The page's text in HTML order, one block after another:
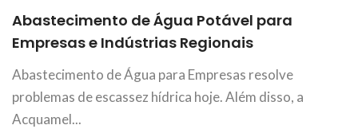
Abastecimento de Água Potável para
Empresas e Indústrias Regionais
Abastecimento de Água para Empresas resolve
problemas de escassez hídrica hoje. Além disso, a
Acquamel...